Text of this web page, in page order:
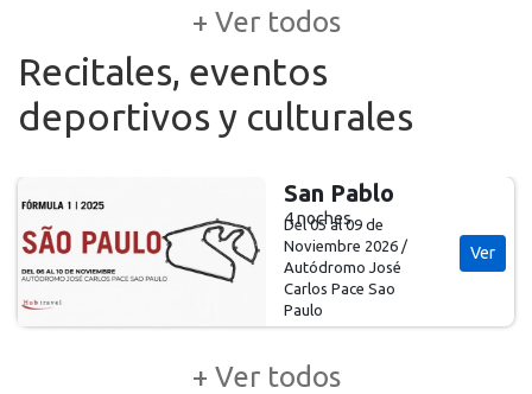
+ Ver todos
Recitales, eventos
deportivos y culturales
San Pablo
4 noches
Del 05 al 09 de
Noviembre 2026 /
Autódromo José
Carlos Pace Sao
Paulo
Ver
+ Ver todos